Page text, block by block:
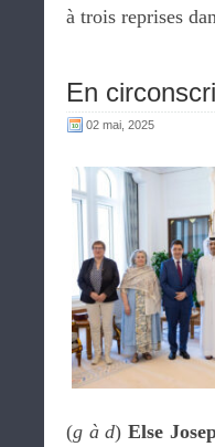
à trois reprises
En
02 mai, 2025
(g à d)Else